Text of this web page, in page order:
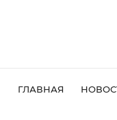
ГЛАВНАЯ